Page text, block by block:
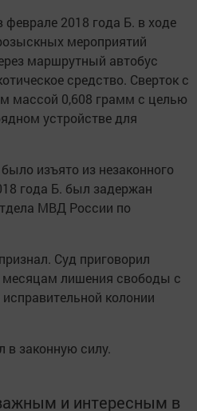
феврале 2018 года Б. в ходе
мероприятий
маршрутный автобус
средство. Сверток с
массой 0,608 грамм с целью
устройстве для
изъято из незаконного
года Б. был задержан
МВД России по
Суд приговорил
месяцам лишения свободы с
колонии
в законную силу.
и интересным в